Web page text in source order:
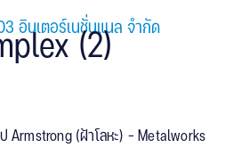
(2)
อินเตอร์เนชั่นแนล จำกัด
Armstrong (ฝ้าโลหะ) - Metalworks